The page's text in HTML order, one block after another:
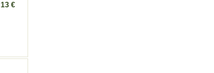
13 €